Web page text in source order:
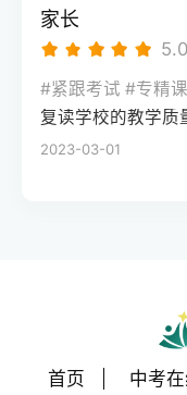
家长
5.0
#紧跟考试 #专精
2023-03-01
首页 中考